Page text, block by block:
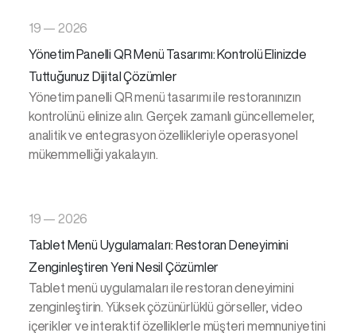
19 — 2026
Yönetim Panelli QR Menü Tasarımı: Kontrolü Elinizde
Tuttuğunuz Dijital Çözümler
Yönetim panelli QR menü tasarımı ile restoranınızın
kontrolünü elinize alın. Gerçek zamanlı güncellemeler,
analitik ve entegrasyon özellikleriyle operasyonel
mükemmelliği yakalayın.
19 — 2026
Tablet Menü Uygulamaları: Restoran Deneyimini
Zenginleştiren Yeni Nesil Çözümler
Tablet menü uygulamaları ile restoran deneyimini
zenginleştirin. Yüksek çözünürlüklü görseller, video
içerikler ve interaktif özelliklerle müşteri memnuniyetini